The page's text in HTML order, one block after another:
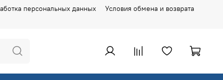
персональных данных Условия обмена и возврата